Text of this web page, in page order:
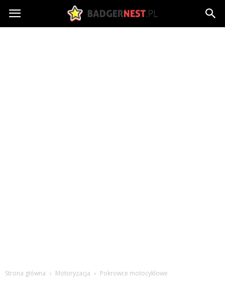
badgersnest.pl
Strona główna Motoryzacja Pokrowce motocyklowe